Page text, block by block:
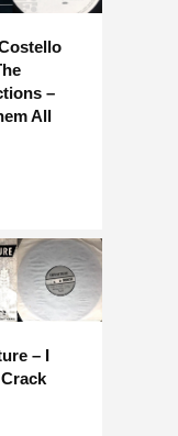
–
All
– I